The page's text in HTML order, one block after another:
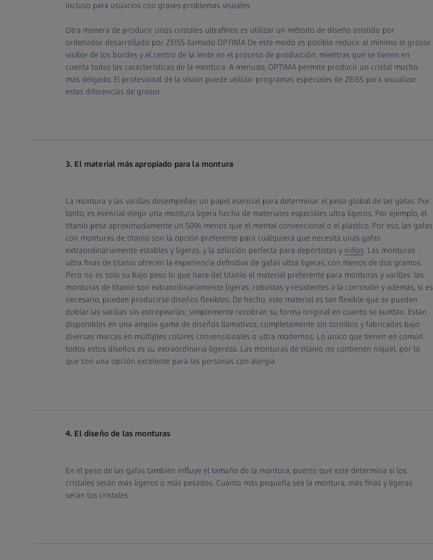
incluso para usuarios con graves problemas visuales.
Otra manera de producir unos cristales ultrafinos es utilizar un método de diseño asistido por
ordenador desarrollado por ZEISS llamado OPTIMA De este modo es posible reducir al mínimo el grosor
visible de los bordes y el centro de la lente en el proceso de producción, mientras que se tienen en
cuenta todas las características de la montura. A menudo, OPTIMA permite producir un cristal mucho
más delgado. El profesional de la visión puede utilizar programas especiales de ZEISS para visualizar
estas diferencias de grosor.
3. El material más apropiado para la montura
La montura y las varillas desempeñan un papel esencial para determinar el peso global de las gafas. Por
tanto, es esencial elegir una montura ligera hecha de materiales especiales ultra ligeros. Por ejemplo, el
titanio pesa aproximadamente un 50% menos que el mental convencional o el plástico. Por eso, las gafas
con monturas de titanio son la opción preferente para cualquiera que necesita unas gafas
extraordinariamente estables y ligeras, y la solución perfecta para deportistas y niños. Las monturas
ultra finas de titanio ofrecen la experiencia definitiva de gafas ultra ligeras, con menos de dos gramos.
Pero no es solo su bajo peso lo que hace del titanio el material preferente para monturas y varillas: las
monturas de titanio son extraordinariamente ligeras, robustas y resistentes a la corrosión y además, si es
necesario, pueden producirse diseños flexibles. De hecho, este material es tan flexible que se pueden
doblar las varillas sin estropearlas; simplemente recobran su forma original en cuanto se sueltan. Están
disponibles en una amplia gama de diseños llamativos, completamente sin tornillos y fabricadas bajo
diversas marcas en múltiples colores convencionales o ultra modernos. Lo único que tienen en común
todos estos diseños es su extraordinaria ligereza. Las monturas de titanio no contienen níquel. por lo
que son una opción excelente para las personas con alergia.
4. El diseño de las monturas
En el peso de las gafas también influye el tamaño de la montura, puesto que este determina si los
cristales serán más ligeros o más pesados. Cuanto más pequeña sea la montura, más finas y ligeras
serán los cristales.